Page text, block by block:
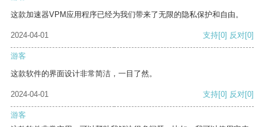
这款加速器VPM应用程序已经为我们带来了无限的隐私保护和自由。
2024-04-01 支持[0] 反对[0]
游客
这款软件的界面设计非常简洁，一目了然。
2024-04-01 支持[0] 反对[0]
游客